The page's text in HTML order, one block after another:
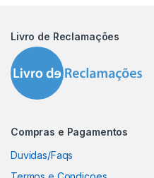
Livro de Reclamações
Compras e Pagamentos
Duvidas/Faqs